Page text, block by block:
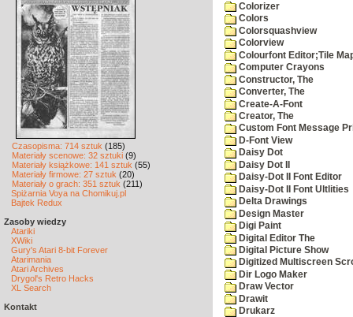
Czasopisma: 714 sztuk (185)
Materiały scenowe: 32 sztuki (9)
Materiały książkowe: 141 sztuk (55)
Materiały firmowe: 27 sztuk (20)
Materiały o grach: 351 sztuk (211)
Spiżarnia Voya na Chomikuj.pl
Bajtek Redux
Zasoby wiedzy
Atariki
XWiki
Gury's Atari 8-bit Forever
Atarimania
Atari Archives
Drygol's Retro Hacks
XL Search
Kontakt
Colorizer
Colors
Colorsquashview
Colorview
Colourfont Editor;Tile
Computer Crayons
Constructor, The
Converter, The
Create-A-Font
Creator, The
Custom Font Message
D-Font View
Daisy Dot
Daisy Dot II
Daisy-Dot II Font Editor
Daisy-Dot II Font Ultlities
Delta Drawings
Design Master
Digi Paint
Digital Editor The
Digital Picture Show
Digitized Multiscreen
Dir Logo Maker
Draw Vector
Drawit
Drukarz